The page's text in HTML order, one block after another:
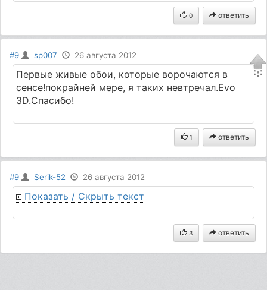
0 ответить
#9 sp007 26 августа 2012
Первые живые обои, которые ворочаются в
сенсе!покрайней мере, я таких невтречал.Evo
3D.Спасибо!
1 ответить
#9 Serik-52 26 августа 2012
Показать / Скрыть текст
3 ответить